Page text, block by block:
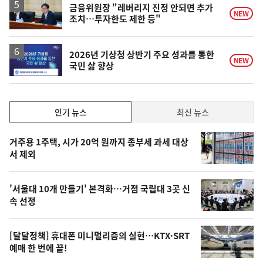
금융위원장 "레버리지 진정 안되면 추가
조치…투자한도 제한 등"
NEW
2026년 기상청 상반기 주요 성과를 통한
국민 삶 향상
NEW
기,
최
신,
오
늘
의
영
상
인기 뉴스 최신 뉴스
기
뉴
스
거주용 1주택, 시가 20억 원까지 종부세 과세 대상
서 제외
'서울대 10개 만들기' 본격화…거점 국립대 3곳 신
속 선정
[달달정책] 휴대폰 미니멀리즘의 실현…KTX·SRT
예매 한 번에 끝!